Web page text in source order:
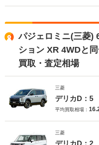
パジェロミニ(三菱)
ション XR 4WDと
買取・査定相場
三菱
デリカD：5
平均買取相場：
三菱